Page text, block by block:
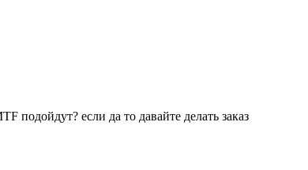
подойдут? если да то давайте делать заказ